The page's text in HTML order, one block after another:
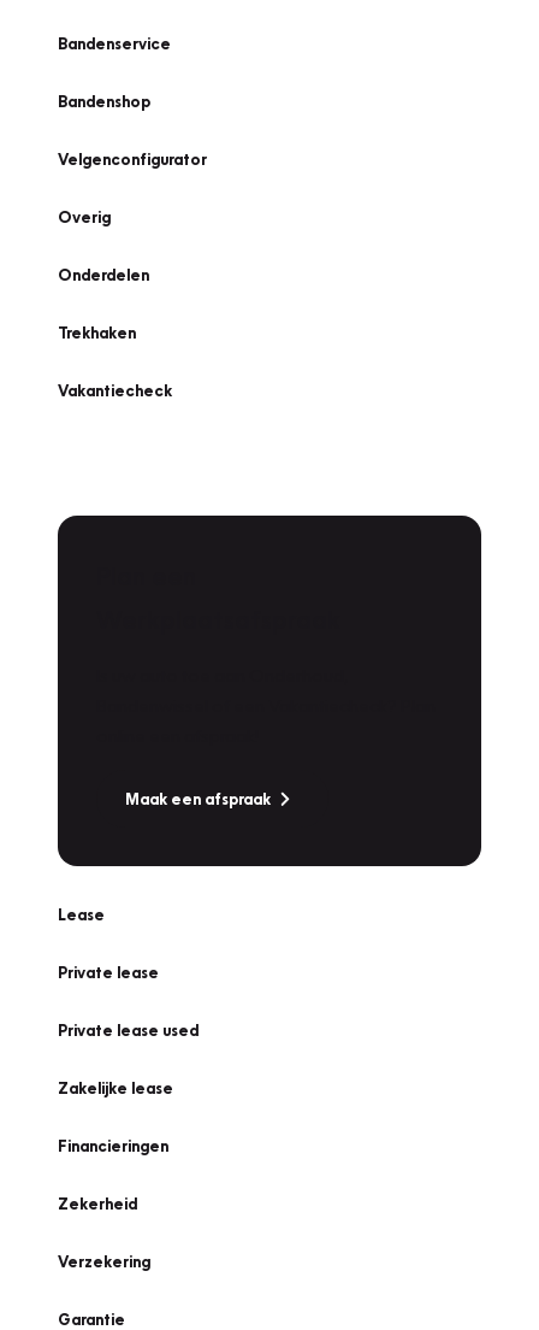
Bandenservice
Bandenshop
Velgenconfigurator
Overig
Onderdelen
Trekhaken
Vakantiecheck
Maak een afspraak
Lease
Private lease
Private lease used
Zakelijke lease
Financieringen
Zekerheid
Verzekering
Garantie